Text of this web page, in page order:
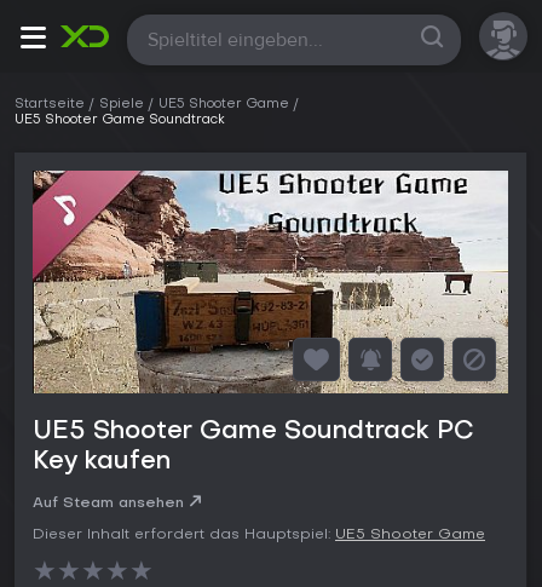
Alle
Startseite Spiele
UE5 Shooter Game
UE5 Shooter Game Soundtrack
UE5 Shooter Game Soundtrack PC
Key kaufen
Auf Steam ansehen
Dieser Inhalt erfordert das Hauptspiel: UE5 Shooter Game
★★★★★